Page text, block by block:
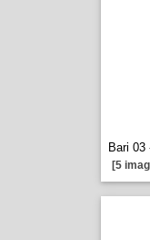
Bari 03
[5